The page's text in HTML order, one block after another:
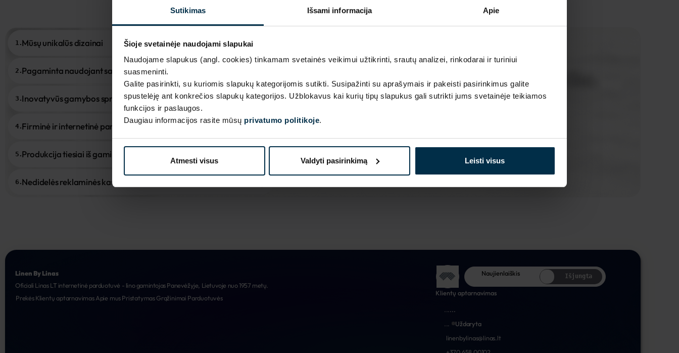
Sutikimas Išsami informacija Apie
Šioje svetainėje naudojami slapukai
Naudojame slapukus (angl. cookies) tinkamam svetainės veikimui užtikrinti, srautų analizei, rinkodarai ir turiniui
suasmeninti.
Galite pasirinkti, su kuriomis slapukų kategorijomis sutikti. Susipažinti su aprašymais ir pakeisti pasirinkimus galite
spustelėję ant konkrečios slapukų kategorijos. Užblokavus kai kurių tipų slapukus gali sutrikti jums svetainėje teikiamos
funkcijos ir paslaugos.
Daugiau informacijos rasite mūsų privatumo politikoje.
Atmesti visus Valdyti pasirinkimą Leisti visus
1.Mūsų unikalūs dizainai
2.Pagaminta naudojant saulės energiją
3.Inovatyvūs gamybos sprendimai
4.Firminė ir internetinė parduotuvė
5.Produkcija tiesiai iš gamintojo
6.Nedidelės reklaminės kampanijos
Daugiau apie mus
Linen By Linas
Oficiali Linas LT internetinė parduotuvė - lino gamintojas Panevėžyje, Lietuvoje nuo 1957 metų.
PrekėsKlientų aptarnavimasApie musPristatymasGrąžinimai Parduotuvės
Naujienlaiškis Išjungta
Klientų aptarnavimas
...
Uždaryta
linenbylinas@linas.lt